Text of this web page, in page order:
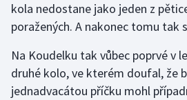
Judo
Krasobruslení
Lezení
kola nedostane jako jeden z
poražených. A nakonec tomu tak
Na Koudelku tak vůbec poprvé v
druhé kolo, ve kterém doufal, že
jednadvacátou příčku mohl